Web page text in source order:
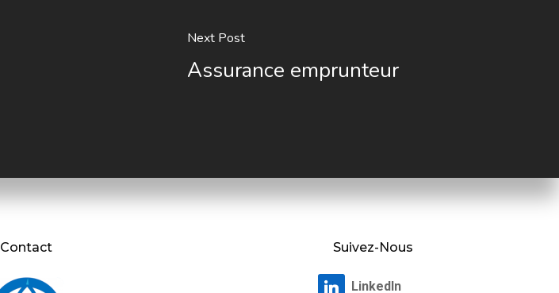
Next Post
Assurance emprunteur
Contact Suivez-Nous
LinkedIn